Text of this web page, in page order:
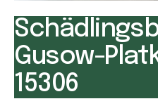
Gusow-
15306